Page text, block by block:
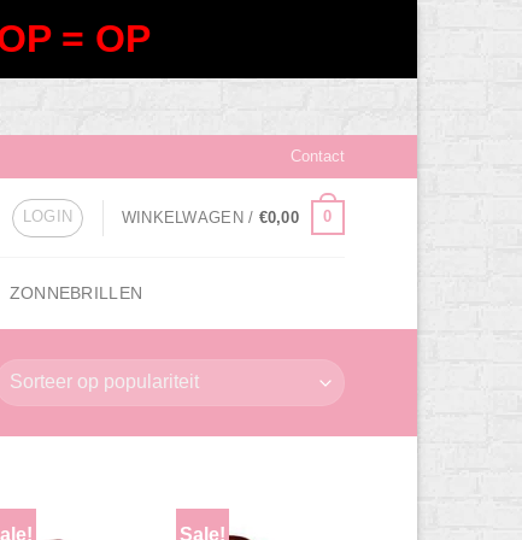
= OP
Contact
LOGIN WINKELWAGEN / €0,00 0
ZONNEBRILLEN
Sale!